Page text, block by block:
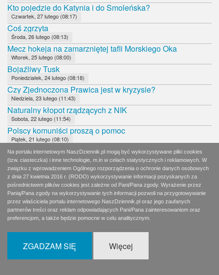
Kto pojedzie do Katynia i do Smoleńska?
Czwartek, 27 lutego (08:17)
Coś zgrzyta
Środa, 26 lutego (08:13)
Mecz hokeja na zamarzniętej tafli Morskiego Oka
Wtorek, 25 lutego (08:00)
Bojaźliwy Tusk
Poniedziałek, 24 lutego (08:18)
Czy Zjednoczona Prawica jest w kryzysie?
Niedziela, 23 lutego (11:43)
Naturalny kłopot rządzących z NIK
Sobota, 22 lutego (11:54)
Polscy komuniści proszą o pomoc
Piątek, 21 lutego (08:10)
Kto za nimi stoi?
Czwartek, 20 lutego (08:19)
Katyń i Smoleńsk poza polityką
Środa, 19 lutego (08:09)
Niehonorowy Wałęsa
Wtorek, 18 lutego (04:01)
Lewicowy zakalec
Wtorek, 18 lutego (08:13)
Fajerwerki czy rutyna?
Wyborcza ostrożność i powściągliwość
Niedziela, 16 lutego (08:30)
Na portalu internetowym NaszDziennik.pl mogą być wykorzystywane pliki cookies
(tzw. ciasteczka) i inne technologie, m.in w celach statystycznych i reklamowych. W
związku z wprowadzeniem Ogólnego rozporządzenia o ochronie danych osobowych
z dnia 27 kwietnia 2016 r. (RODO) wykorzystywanie informacji pozyskanych za
pośrednictwem plików cookies jest zależne od Pani/Pana zgody. Wyrażenie przez
Panią/Pana zgody na wykorzystywanie tych informacji pozwoli na przygotowywanie
przez właściciela portalu internetowego NaszDziennik.pl oraz jego zaufanych
partnerów treści oraz reklam odpowiadających Pani/Pana zainteresowaniom oraz
preferencjom, a także będzie pomocne w celu analitycznym.
ZGADZAM SIĘ Więcej